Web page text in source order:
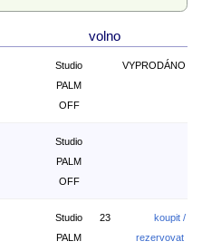
volno
Studio
PALM
OFF
VYPRODÁNO
Studio
PALM
OFF
Studio
PALM
23
koupit /
rezervovat